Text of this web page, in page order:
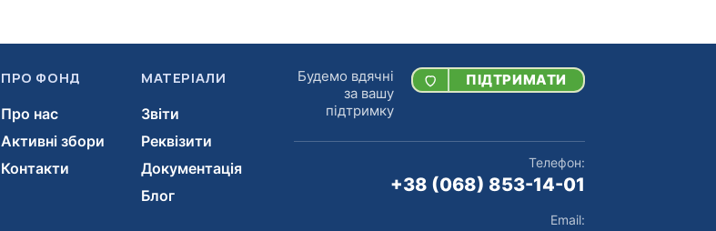
ПРО ФОНД
Про нас
Активні збори
Контакти
МАТЕРІАЛИ
Звіти
Реквізити
Документація
Блог
Будемо вдячні
за вашу
підтримку
ПІДТРИМАТИ
Телефон:
+38 (068) 853-14-01
Email: